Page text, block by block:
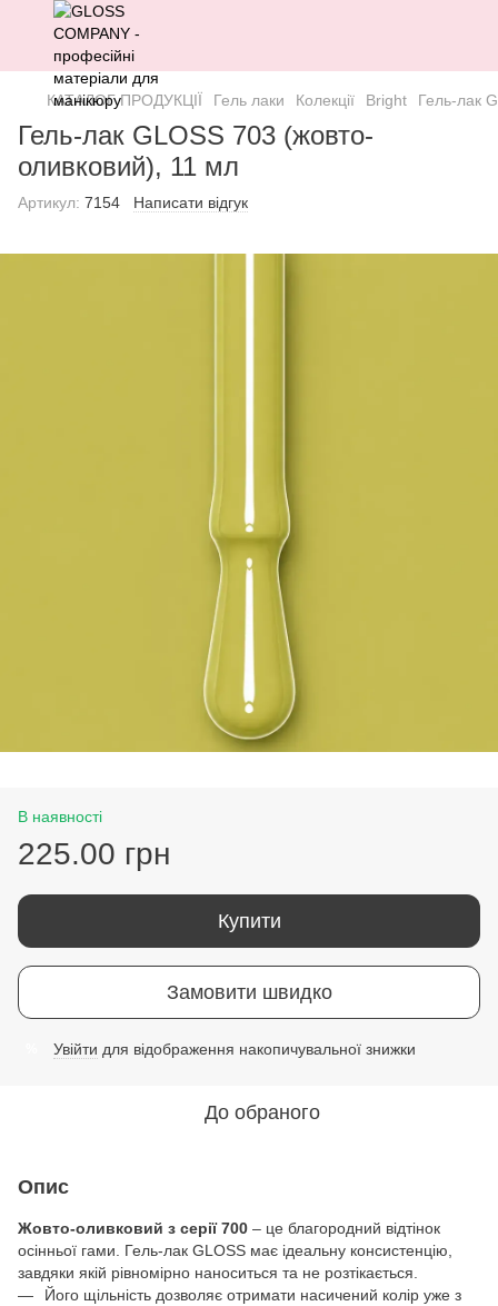
КАТАЛОГ ПРОДУКЦІЇ Гель лаки Колекції Bright Гель-лак
Гель-лак GLOSS 703 (жовто-
оливковий), 11 мл
Артикул: 7154 Написати відгук
В наявності
225.00 грн
Купити
Замовити швидко
Увійти для відображення накопичувальної знижки
До обраного
Опис
Жовто-оливковий з серії 700 – це благородний відтінок
осінньої гами. Гель-лак GLOSS має ідеальну консистенцію,
завдяки якій рівномірно наноситься та не розтікається.
Його щільність дозволяє отримати насичений колір уже з